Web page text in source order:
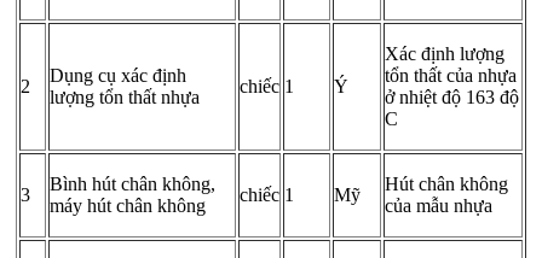
2
Dụng cụ xác định
lượng tổn thất nhựa
chiếc 1 Ý
Xác định lượng
tổn thất của nhựa
ở nhiệt độ 163 độ
C
3
Bình hút chân không,
máy hút chân không
chiếc 1 Mỹ
Hút chân không
của mẫu nhựa